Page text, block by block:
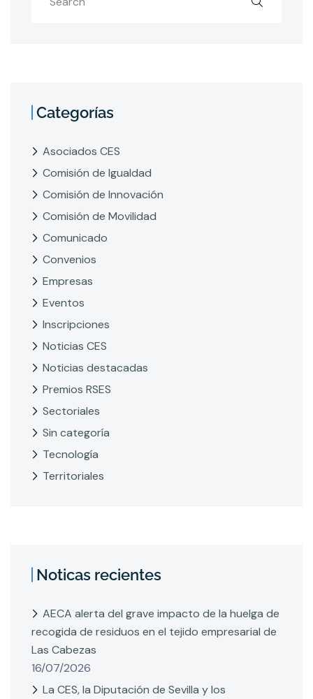
Categorías
Asociados CES
Comisión de Igualdad
Comisión de Innovación
Comisión de Movilidad
Comunicado
Convenios
Empresas
Eventos
Inscripciones
Noticias CES
Noticias destacadas
Premios RSES
Sectoriales
Sin categoría
Tecnología
Territoriales
Noticas recientes
AECA alerta del grave impacto de la huelga de
recogida de residuos en el tejido empresarial de
Las Cabezas
16/07/2026
La CES, la Diputación de Sevilla y los